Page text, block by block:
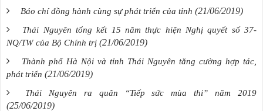
Báo chí đồng hành cùng sự phát triển của tỉnh (21/06/2019)
Thái Nguyên tổng kết 15 năm thực hiện Nghị quyết số 37-
NQ/TW của Bộ Chính trị (21/06/2019)
Thành phố Hà Nội và tỉnh Thái Nguyên tăng cường hợp tác,
phát triển (21/06/2019)
Thái Nguyên ra quân “Tiếp sức mùa thi” năm 2019
(25/06/2019)